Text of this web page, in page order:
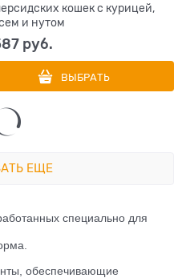
кошек с курицей,
и нутом
руб.
ВЫБРАТЬ
ЕЩЕ
специально для
обеспечивающие